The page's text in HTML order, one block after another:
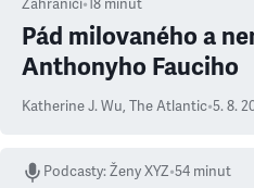
Zahraničí•18 minut
Pád milovaného a
Anthonyho Fauciho
Katherine J. Wu, The Atlantic•5. 8.
Podcasty:Ženy XYZ•54 minut